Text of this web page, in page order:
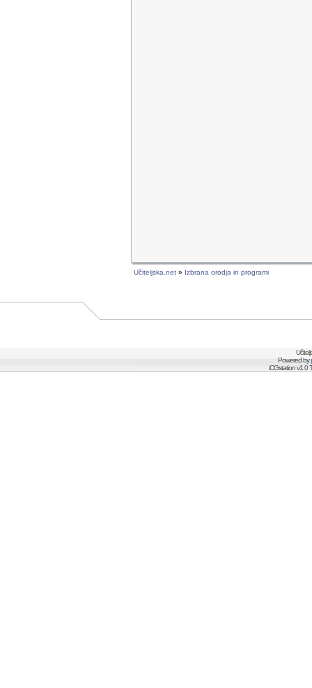
Učiteljska.net » Izbrana orodja in programi
Powered by
iCGstation v1.0